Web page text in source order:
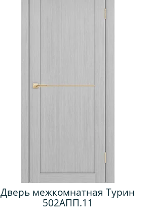
Дверь межкомнатная Турин
502АПП.11